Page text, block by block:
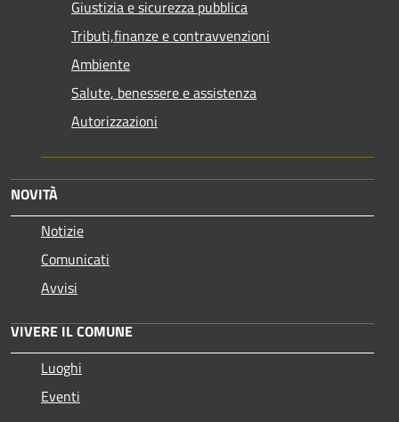
Giustizia e sicurezza pubblica
Tributi,finanze e contravvenzioni
Ambiente
Salute, benessere e assistenza
Autorizzazioni
NOVITÀ
Notizie
Comunicati
Avvisi
VIVERE IL COMUNE
Luoghi
Eventi